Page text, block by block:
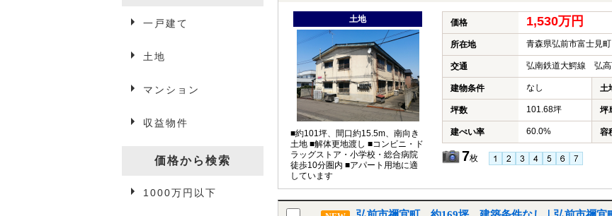
土地
■約101坪、間口約15.5m、南向き
土地 ■解体更地渡し ■コンビニ・ド
ラッグストア・小学校・総合病院
徒歩10分圏内 ■アパート用地に適
しています
価格 1,530万円
所在地 青森県弘前市富士見町
交通 弘南鉄道大鰐線 弘
建物条件 なし 土
坪数 101.68坪 坪
建ぺい率 60.0% 容
7枚
一戸建て
土地
マンション
収益物件
価格から検索
1000万円以下
弘前賃貸情報
アパート・マンション
一戸建て
駐車場
事業用物件